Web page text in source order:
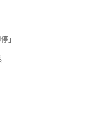
」